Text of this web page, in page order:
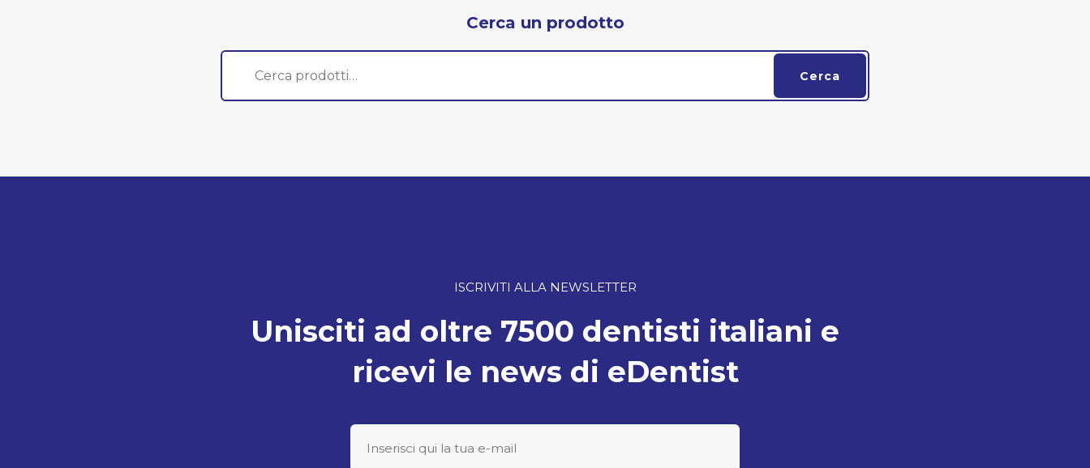
Cerca un prodotto
Cerca:
Cerca
ISCRIVITI ALLA NEWSLETTER
Unisciti ad oltre 7500 dentisti italiani e
ricevi le news di eDentist